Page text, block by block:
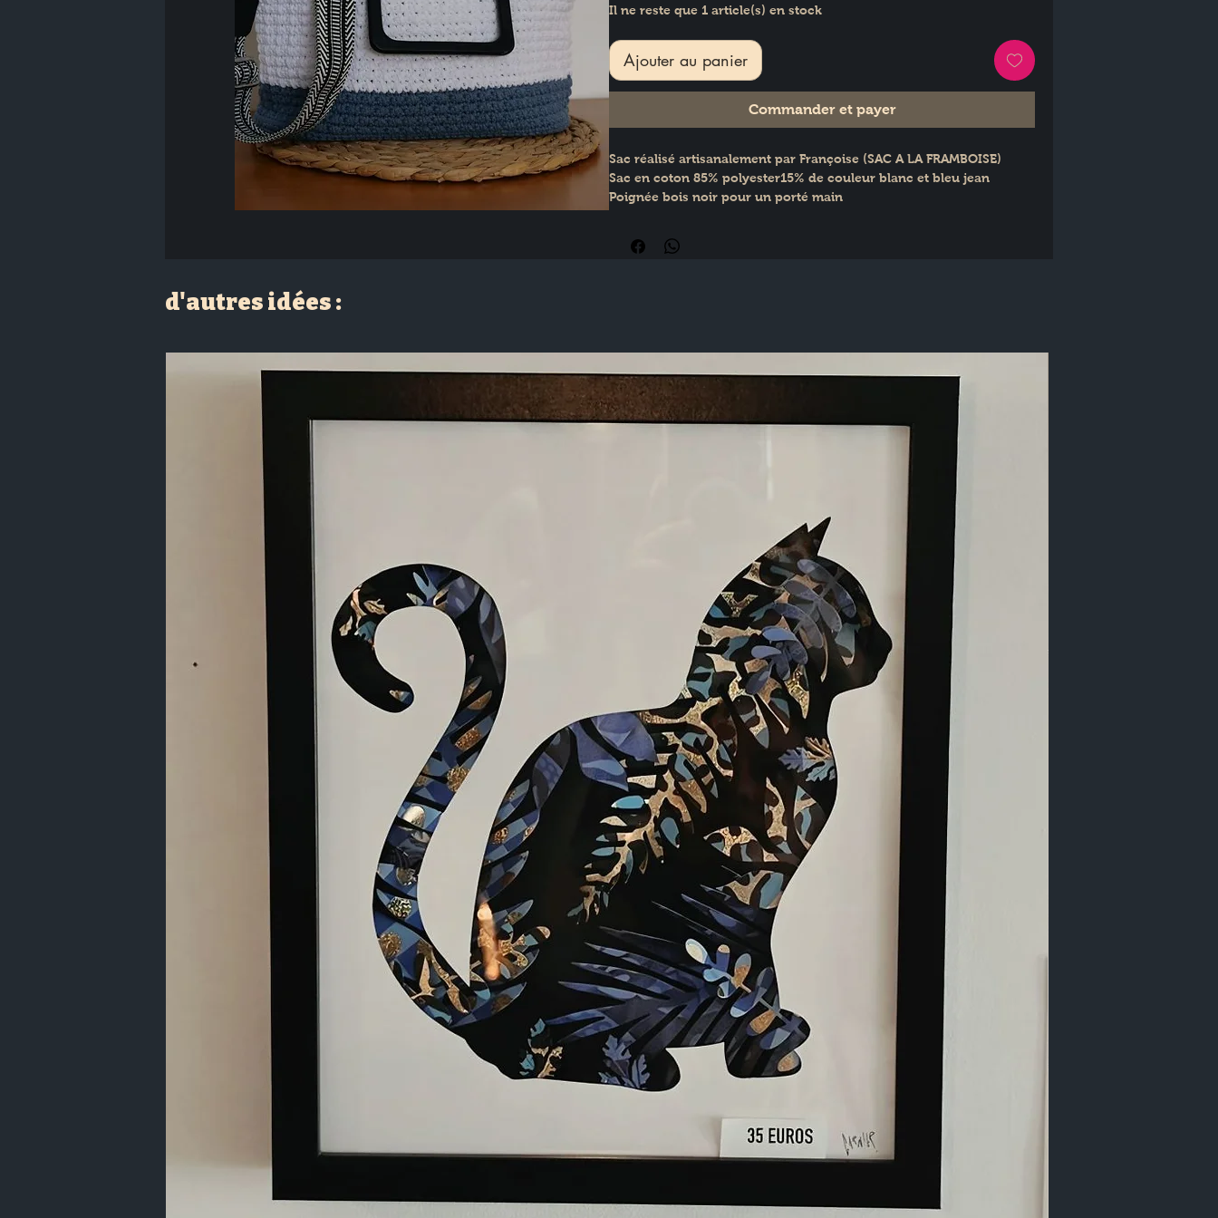
Il ne reste que 1 article(s) en stock
Ajouter au panier
Commander et payer
Sac réalisé artisanalement par Françoise (SAC A LA FRAMBOISE)
Sac en coton 85% polyester15% de couleur blanc et bleu jean
Poignée bois noir pour un porté main
Fermeture aimantée
d'autres idées :